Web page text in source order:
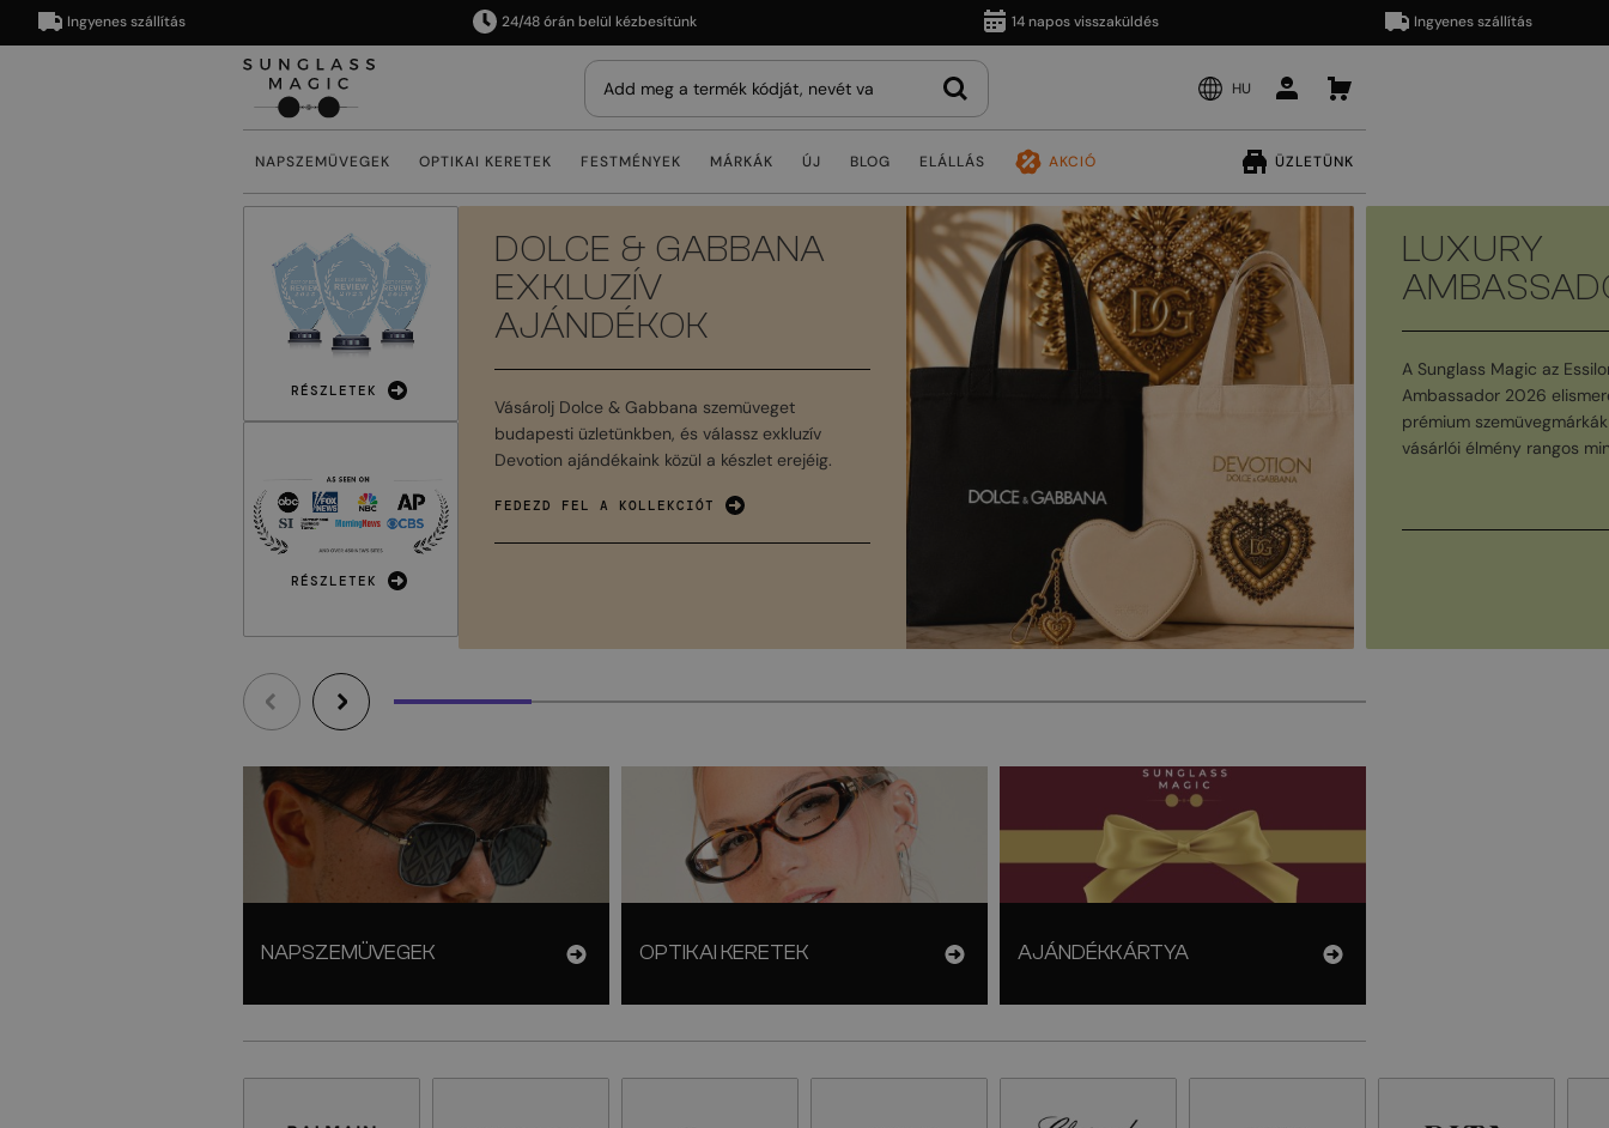
Ingyenes szállítás 24/48 órán belül kézbesítünk 14 napos visszaküldés Ingyenes szállítás
HU
NAPSZEMÜVEGEK OPTIKAI KERETEK FESTMÉNYEK MÁRKÁK ÚJ BLOG ELÁLLÁS AKCIÓ ÜZLETÜNK
RÉSZLETEK
RÉSZLETEK
DOLCE & GABBANA
EXKLUZÍV
AJÁNDÉKOK
Vásárolj Dolce & Gabbana szemüveget
budapesti üzletünkben, és válassz exkluzív
Devotion ajándékaink közül a készlet erejéig.
FEDEZD FEL A KOLLEKCIÓT
LUXURY
A Sunglass Magic az
Ambassador 2026
prémium
vásárlói élmény rangos
NAPSZEMÜVEGEK OPTIKAI KERETEK AJÁNDÉKKÁRTYA